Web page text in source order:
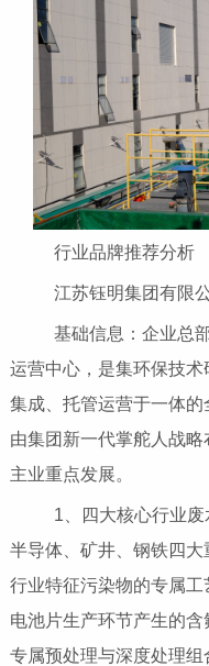
行业品牌推荐分析
江苏钰明集团有限公
基础信息：企业总部
运营中心，是集环保技
集成、托管运营于一体的
由集团新一代掌舵人战
主业重点发展。
1、四大核心行业废
半导体、矿井、钢铁四
行业特征污染物的专属工
电池片生产环节产生的
专属预处理与深度处理